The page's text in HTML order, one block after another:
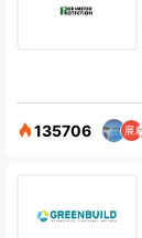
135706